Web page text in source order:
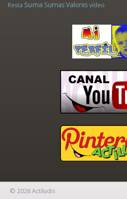
Resta Suma Sumas Valores vídeo
© 2026 Actiludis